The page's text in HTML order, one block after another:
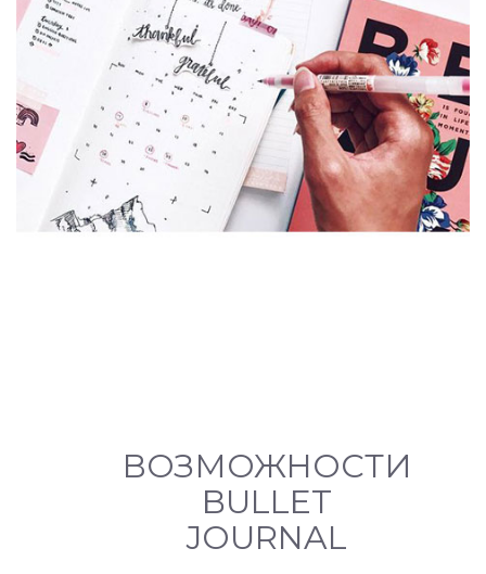
ВОЗМОЖНОСТИ
BULLET
JOURNAL